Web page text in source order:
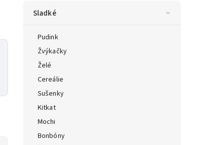
Sladké
Pudink
Žvýkačky
Želé
Cereálie
Sušenky
Kitkat
Mochi
Bonbóny